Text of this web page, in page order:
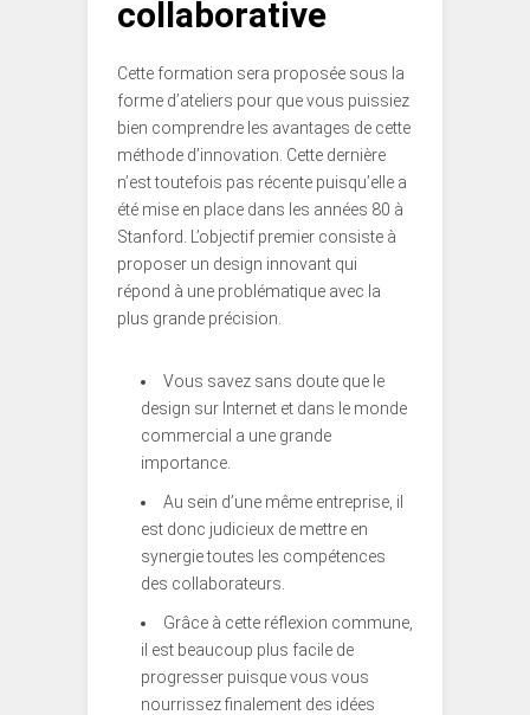
collaborative
Cette formation sera proposée sous la
forme d’ateliers pour que vous puissiez
bien comprendre les avantages de cette
méthode d’innovation. Cette dernière
n’est toutefois pas récente puisqu’elle a
été mise en place dans les années 80 à
Stanford. L’objectif premier consiste à
proposer un design innovant qui
répond à une problématique avec la
plus grande précision.
Vous savez sans doute que le
design sur Internet et dans le monde
commercial a une grande
importance.
Au sein d’une même entreprise, il
est donc judicieux de mettre en
synergie toutes les compétences
des collaborateurs.
Grâce à cette réflexion commune,
il est beaucoup plus facile de
progresser puisque vous vous
nourrissez finalement des idées